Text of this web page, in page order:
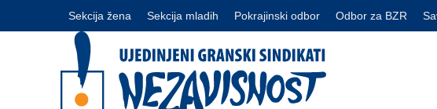
Sekcija žena Sekcija mladih Pokrajinski odbor Odbor za BZR